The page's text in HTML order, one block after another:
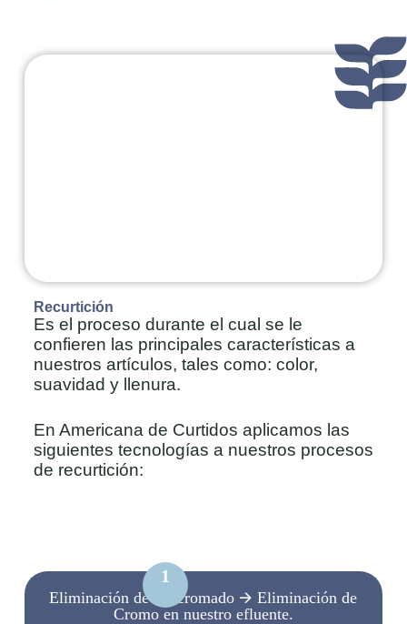
Recurtición
Es el proceso durante el cual se le
confieren las principales características a
nuestros artículos, tales como: color,
suavidad y llenura.
En Americana de Curtidos aplicamos las
siguientes tecnologías a nuestros procesos
de recurtición:
Eliminación de Re-cromado 🡪 Eliminación de
Cromo en nuestro efluente.
1